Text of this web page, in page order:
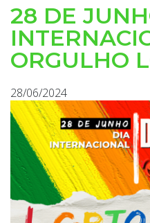
28 DE
ORGULHO
28/06/2024